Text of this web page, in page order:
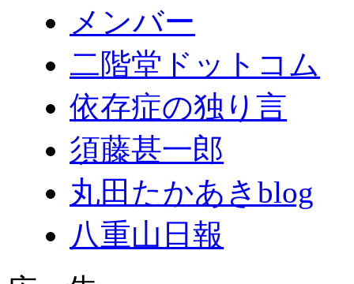
メンバー
二階堂ドットコム
依存症の独り言
須藤甚一郎
丸田たかあきblog
八重山日報